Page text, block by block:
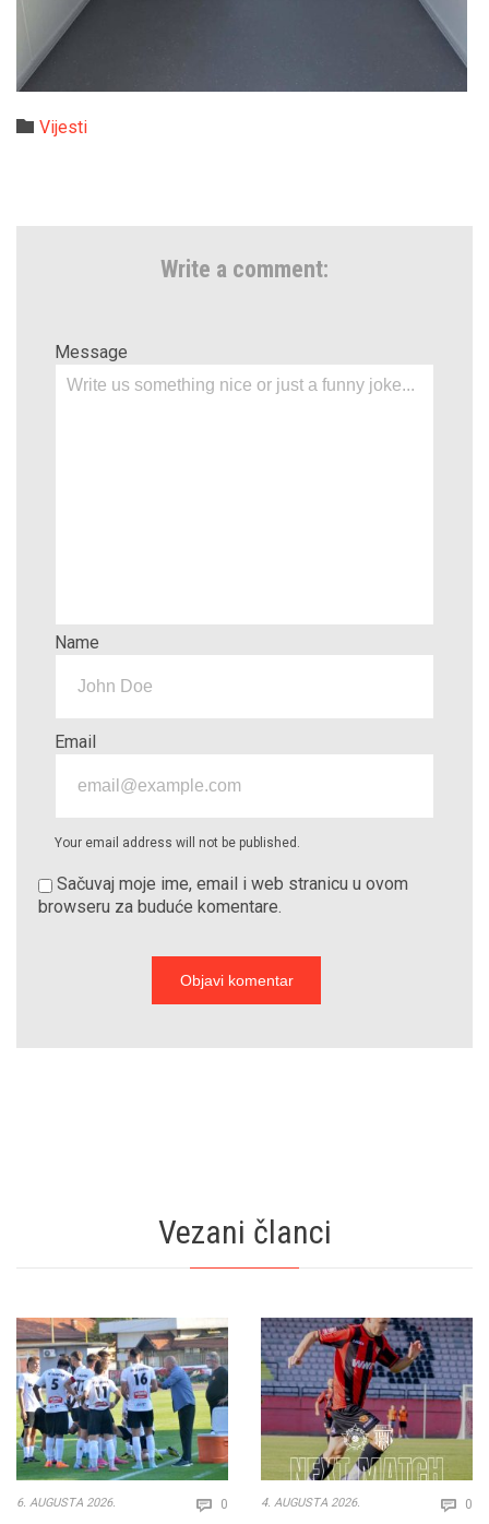
 Category
Vijesti
Write a comment:
Message
Name
Email
Your email address will not be published.
Sačuvaj moje ime, email i web stranicu u ovom
browseru za buduće komentare.
Vezani članci
6. AUGUSTA 2026.  0 Comments
4. AUGUSTA 2026.  0